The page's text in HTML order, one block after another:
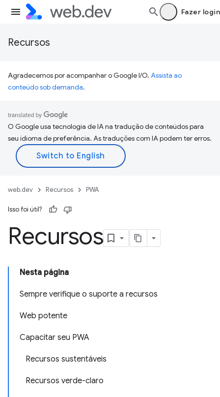
Fazer login
Recursos
Agradecemos por acompanhar o Google I/O. Assista ao
conteúdo sob demanda.
O Google usa tecnologia de IA na tradução de conteúdos para
seu idioma de preferência. As traduções com IA podem ter erros.
web.dev Recursos PWA
Isso foi útil?
Recursos
Nesta página
Sempre verifique o suporte a recursos
Web potente
Capacitar seu PWA
Recursos sustentáveis
Recursos verde-claro